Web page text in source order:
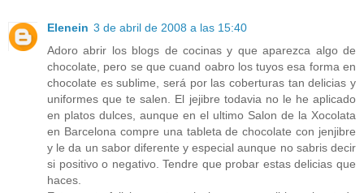
Elenein 3 de abril de 2008 a las 15:40
Adoro abrir los blogs de cocinas y que aparezca algo de
chocolate, pero se que cuand oabro los tuyos esa forma en
chocolate es sublime, será por las coberturas tan delicias y
uniformes que te salen. El jejibre todavia no le he aplicado
en platos dulces, aunque en el ultimo Salon de la Xocolata
en Barcelona compre una tableta de chocolate con jenjibre
y le da un sabor diferente y especial aunque no sabris decir
si positivo o negativo. Tendre que probar estas delicias que
haces.